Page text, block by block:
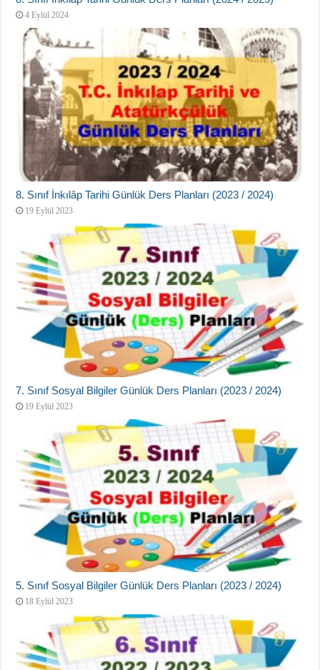
4 Eylül 2024
8. Sınıf İnkılâp Tarihi Günlük Ders Planları (2023 / 2024)
19 Eylül 2023
7. Sınıf Sosyal Bilgiler Günlük Ders Planları (2023 / 2024)
19 Eylül 2023
5. Sınıf Sosyal Bilgiler Günlük Ders Planları (2023 / 2024)
18 Eylül 2023